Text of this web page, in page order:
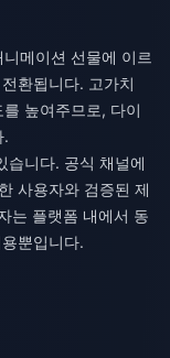
메이션 선물에 이르
환됩니다. 고가치
높여주므로, 다이
.
습니다. 공식 채널에
사용자와 검증된 제
는 플랫폼 내에서 동
뿐입니다.